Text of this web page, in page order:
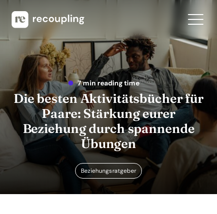
7 min reading time
Die besten Aktivitätsbücher für
Paare: Stärkung eurer
Beziehung durch spannende
Übungen
Beziehungsratgeber